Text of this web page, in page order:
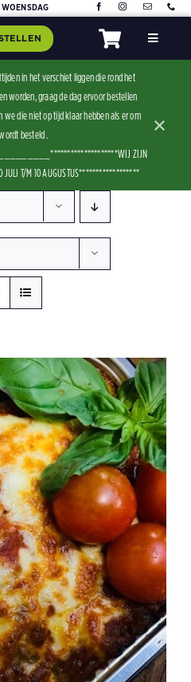
Toggle
Contact
in het verschiet liggen die rond het
worden, graag de dag ervoor bestellen
die niet op tijd klaar hebben als er om
besteld .
ZIJN
JULI T/M 10 AUGUSTUS******************
×